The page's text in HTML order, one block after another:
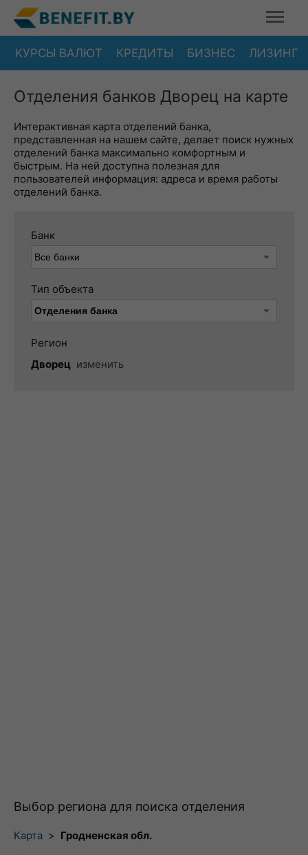
КУРСЫ ВАЛЮТ КРЕДИТЫ БИЗНЕС ЛИЗИНГ
Отделения банков Дворец на карте
Интерактивная карта отделений банка,
представленная на нашем сайте, делает поиск нужных
отделений банка максимально комфортным и
быстрым. На ней доступна полезная для
пользователей информация: адреса и время работы
отделений банка.
Банк
Тип объекта
Регион
Дворец изменить
Выбор региона для поиска отделения
Карта > Гродненская обл.